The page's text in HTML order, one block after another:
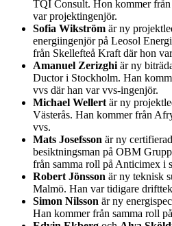
TQI Consult. Hon kommer
var projektingenjör.
Sofia Wikström är ny
energiingenjör på Leosol
från Skellefteå Kraft där hon
Amanuel Zerizghi är ny
Ductor i Stockholm. Han
vvs där han var vvs-ingenjör.
Michael Wellert är ny
Västerås. Han kommer från
vvs.
Mats Josefsson är ny
besiktningsman på OBM
från samma roll på Anticimex i
Robert Jönsson är ny teknisk
Malmö. Han var tidigare
Simon Nilsson är ny
Han kommer från samma roll